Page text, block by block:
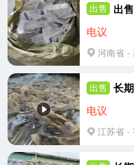
出售
电议
河南省 -
出售 长
电议
江苏省 -